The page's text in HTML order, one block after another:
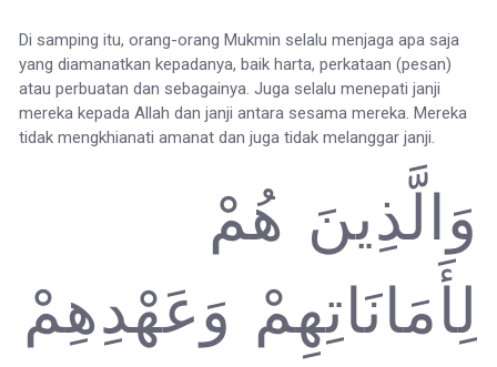
Di samping itu, orang-orang Mukmin selalu menjaga apa saja
yang diamanatkan kepadanya, baik harta, perkataan (pesan)
atau perbuatan dan sebagainya. Juga selalu menepati janji
mereka kepada Allah dan janji antara sesama mereka. Mereka
tidak mengkhianati amanat dan juga tidak melanggar janji.
وَالَّذِينَ هُمْ
لِأَمَانَاتِهِمْ وَعَهْدِهِمْ